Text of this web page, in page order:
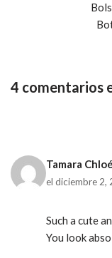
4 comentarios
Tamara Chloé
el diciembre 2,
Such a cute
You look